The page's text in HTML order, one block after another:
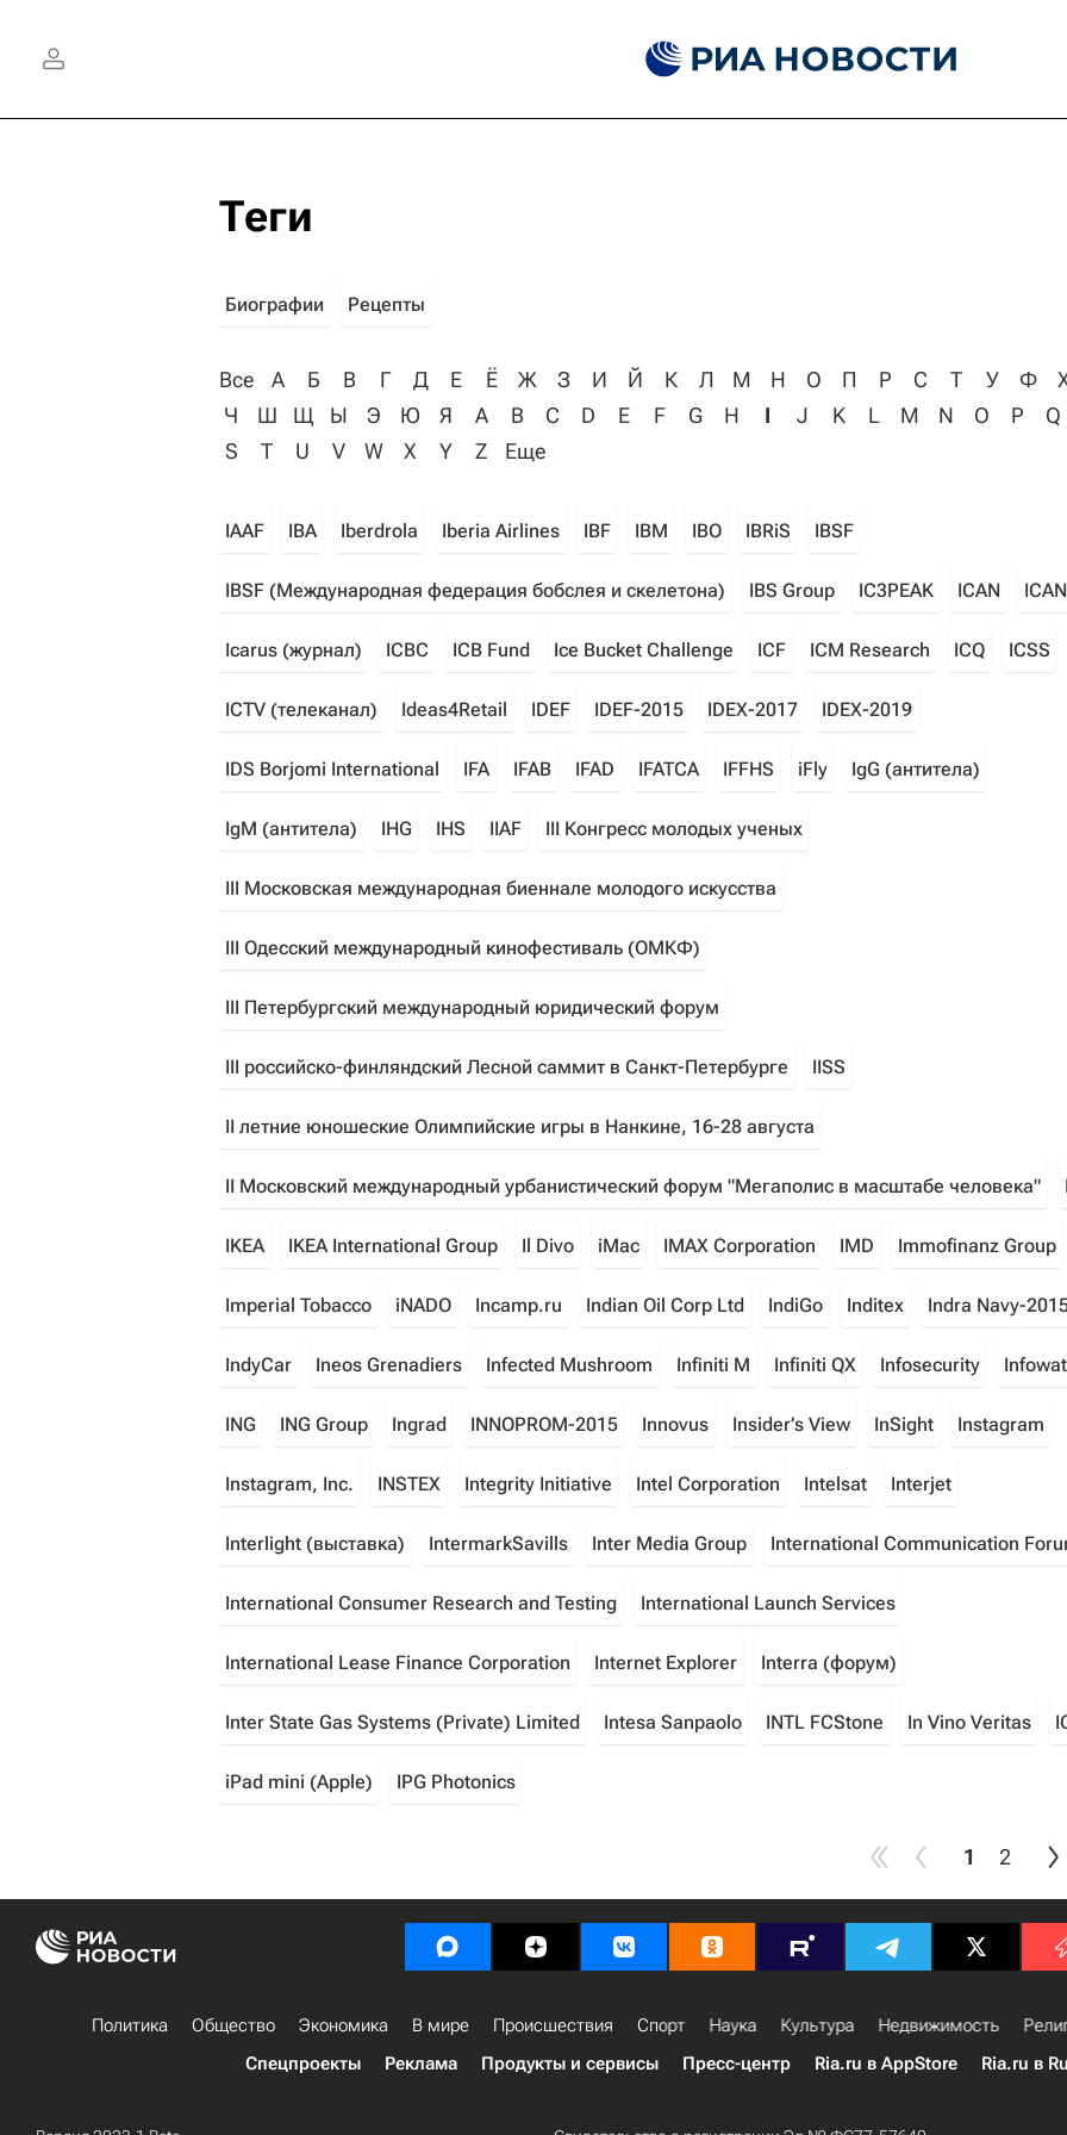
Теги
Биографии Рецепты
Все А Б В Г Д Е Ё Ж З И Й К Л М Н О П Р С Т У Ф
Ч
Ш Щ Ы Э Ю Я A B C D E F G H I J K L M N O P
Q
S
T U V W X Y Z Еще
IAAF IBA Iberdrola Iberia Airlines IBF IBM IBO IBRiS IBSF
IBSF (Международная федерация бобслея и скелетона) IBS Group IC3PEAK ICAN
Icarus (журнал) ICBC ICB Fund Ice Bucket Challenge ICF ICM Research ICQ ICSS
ICTV (телеканал) Ideas4Retail IDEF IDEF-2015 IDEX-2017 IDEX-2019
IDS Borjomi International IFA IFAB IFAD IFATCA IFFHS iFly IgG (антитела)
IgM (антитела) IHG IHS IIAF III Конгресс молодых ученых
III Московская международная биеннале молодого искусства
III Одесский международный кинофестиваль (ОМКФ)
III Петербургский международный юридический форум
III российско-финляндский Лесной саммит в Санкт-Петербурге IISS
II летние юношеские Олимпийские игры в Нанкине, 16-28 августа
II Московский международный урбанистический форум "Мегаполис в масштабе человека"
IKEA IKEA International Group Il Divo iMac IMAX Corporation IMD Immofinanz Group
Imperial Tobacco iNADO Incamp.ru Indian Oil Corp Ltd IndiGo Inditex Indra Navy-
IndyCar Ineos Grenadiers Infected Mushroom Infiniti M Infiniti QX Infosecurity
ING ING Group Ingrad INNOPROM-2015 Innovus Insider’s View InSight Instagram
Instagram, Inc. INSTEX Integrity Initiative Intel Corporation Intelsat Interjet
Interlight (выставка) IntermarkSavills Inter Media Group International Communication
International Consumer Research and Testing International Launch Services
International Lease Finance Corporation Internet Explorer Interra (форум)
Inter State Gas Systems (Private) Limited Intesa Sanpaolo INTL FCStone In Vino Veritas
iPad mini (Apple) IPG Photonics
1 2
Политика Общество Экономика В мире Происшествия Спорт Наука Культура Недвижимость
Спецпроекты
Реклама Продукты и сервисы Пресс-центр Ria.ru в AppStore Ria.ru в